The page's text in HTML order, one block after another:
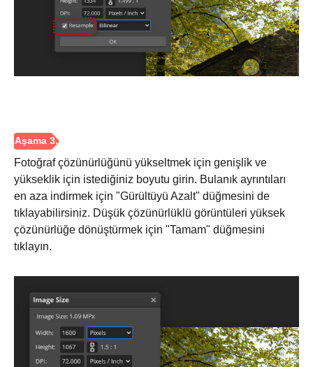
Aşama 1.
Adım 2.
Fotoğraf çözünürlüğünü yükseltmek için genişlik ve
yükseklik için istediğiniz boyutu girin. Bulanık ayrıntıları
en aza indirmek için "Gürültüyü Azalt" düğmesini de
tıklayabilirsiniz. Düşük çözünürlüklü görüntüleri yüksek
çözünürlüğe dönüştürmek için "Tamam" düğmesini
tıklayın.